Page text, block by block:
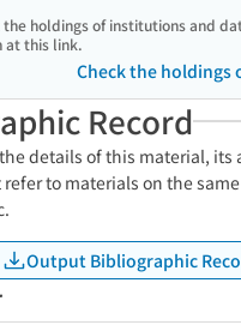
the holdings of institutions and
at this link.
Check the holdings
Record
details of this material, its
to materials on the
Output Bibliographic